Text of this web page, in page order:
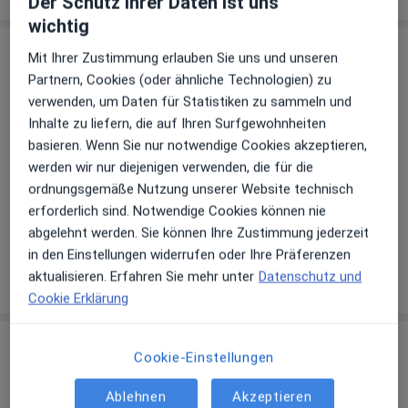
Sind Sie Susann Ackermann? Arzt-Info
Hinterlegen Sie kostenlos ein Portraitbild, Ihre
Sprechzeiten und Leistungen. Dadurch werden Sie
besser gefunden. Lassen Sie sich außerdem bereits
vor Veröffentlichung kostenfrei über neue
Patienten-Feedbacks per E-Mail informieren.
Jetzt als Arzt anmelden
Praxis Susann Ackermann Heilpraktikerin
wichtig
Mit Ihrer Zustimmung erlauben Sie uns und unseren
Partnern, Cookies (oder ähnliche Technologien) zu
verwenden, um Daten für Statistiken zu sammeln und
Inhalte zu liefern, die auf Ihren Surfgewohnheiten
basieren. Wenn Sie nur notwendige Cookies akzeptieren,
werden wir nur diejenigen verwenden, die für die
ordnungsgemäße Nutzung unserer Website technisch
erforderlich sind. Notwendige Cookies können nie
abgelehnt werden. Sie können Ihre Zustimmung jederzeit
in den Einstellungen widerrufen oder Ihre Präferenzen
aktualisieren. Erfahren Sie mehr unter Datenschutz und
Cookie Erklärung
Cookie-Einstellungen
Ablehnen Akzeptieren